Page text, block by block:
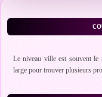
Le niveau ville est souvent le
large pour trouver plusieurs